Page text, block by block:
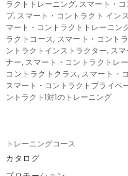
ラクトトレーニング, スマート・
プ, スマート・コントラクト イン
マート・コントラクトトレーニン
ラクトコース, スマート・コント
ントラクトインストラクター, ス
ナー, スマート・コントラクトレ
コントラクトクラス, スマート・
スマート・コントラクトプライベ
ントラクト1対1のトレーニング
トレーニングコース
カタログ